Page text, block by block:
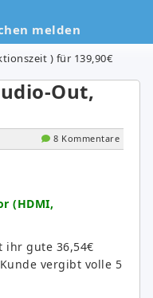
melden
) für 139,90€
Out,
8 Kommentare
(HDMI,
ihr gute 36,54€
vergibt volle 5